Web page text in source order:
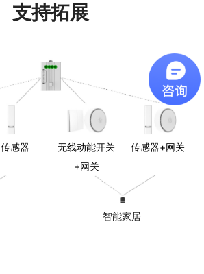
支持拓展
传感器
无线动能开关
+网关
传感器+网关
智能家居